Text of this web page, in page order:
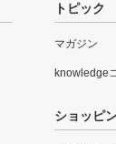
トピック
マガジン
knowledge
ショッピ